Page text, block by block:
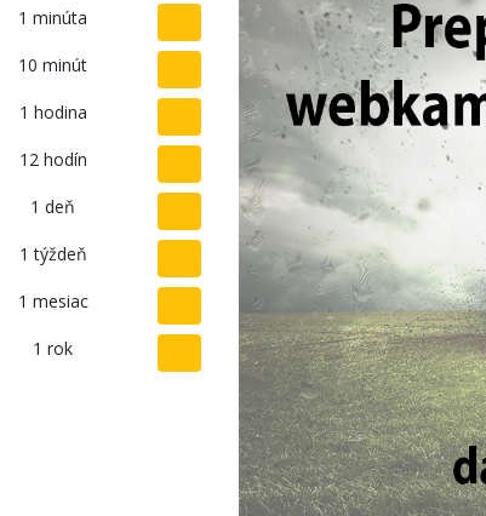
1 minúta
10 minút
1 hodina
12 hodín
1 deň
1 týždeň
1 mesiac
1 rok